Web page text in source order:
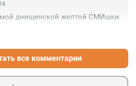
днищенской желтой СМИшки.
все комментарии